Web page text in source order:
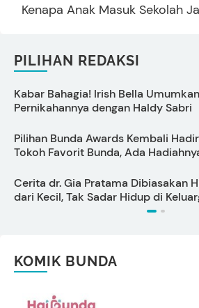
Kenapa Anak Masuk Sekolah
PILIHAN REDAKSI
Kabar Bahagia! Irish Bella
Pernikahannya dengan Haldy Sabri
Pilihan Bunda Awards Kembali
Tokoh Favorit Bunda, Ada
Cerita dr. Gia Pratama Dibiasakan
dari Kecil, Tak Sadar Hidup di
KOMIK BUNDA